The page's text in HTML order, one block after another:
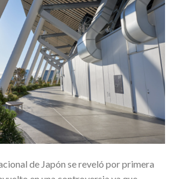
de Japón se reveló por primera